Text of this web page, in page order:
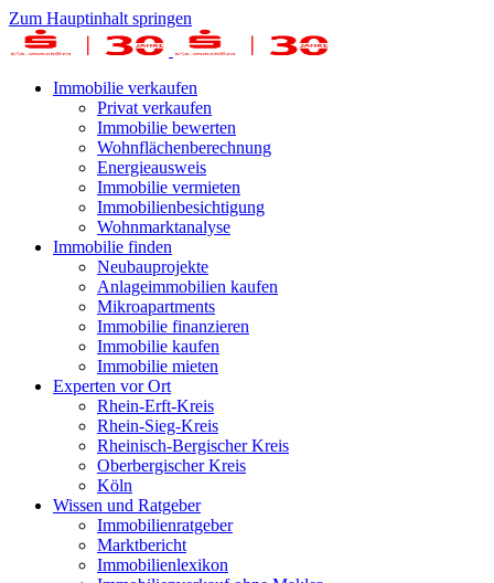
Zum Hauptinhalt springen
Immobilie verkaufen
Privat verkaufen
Immobilie bewerten
Wohnflächenberechnung
Energieausweis
Immobilie vermieten
Immobilienbesichtigung
Wohnmarktanalyse
Immobilie finden
Neubauprojekte
Anlageimmobilien kaufen
Mikroapartments
Immobilie finanzieren
Immobilie kaufen
Immobilie mieten
Experten vor Ort
Rhein-Erft-Kreis
Rhein-Sieg-Kreis
Rheinisch-Bergischer Kreis
Oberbergischer Kreis
Köln
Wissen und Ratgeber
Immobilienratgeber
Marktbericht
Immobilienlexikon